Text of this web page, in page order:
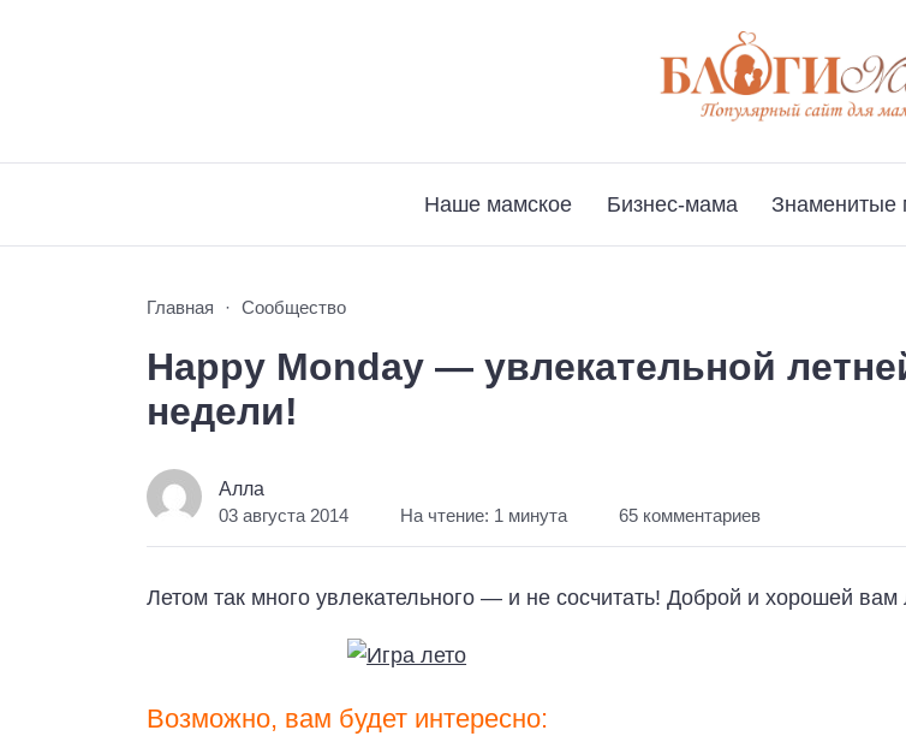
Наше мамское Бизнес-мама Знаменитые
Главная Сообщество
Happy Monday — увлекательной
недели!
Алла
03 августа 2014 На чтение: 1 минута 65 комментариев
Летом так много увлекательного — и не сосчитать! Доброй и хорошей вам
Возможно, вам будет интересно: